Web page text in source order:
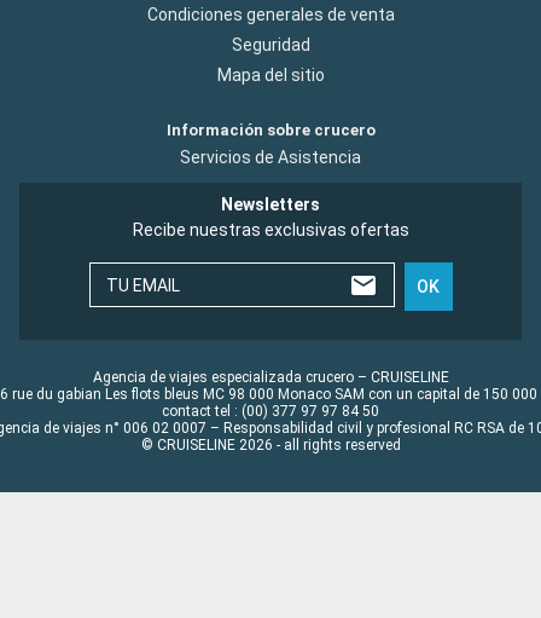
Condiciones generales de venta
Seguridad
Mapa del sitio
Información sobre crucero
Servicios de Asistencia
Newsletters
Recibe nuestras exclusivas ofertas
TU EMAIL OK
Agencia de viajes especializada crucero – CRUISELINE
rue du gabian Les flots bleus MC 98 000 Monaco SAM con un capital de 150 000
contact tel : (00) 377 97 97 84 50
de viajes n° 006 02 0007 – Responsabilidad civil y profesional RC RSA de
© CRUISELINE 2026 - all rights reserved